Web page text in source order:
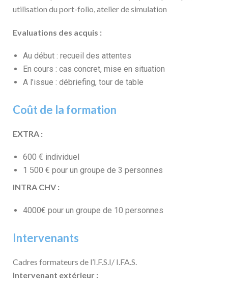
utilisation du port-folio, atelier de simulation
Evaluations des acquis :
Au début : recueil des attentes
En cours : cas concret, mise en situation
A l’issue : débriefing, tour de table
Coût de la formation
EXTRA :
600 € individuel
1 500 € pour un groupe de 3 personnes
INTRA CHV :
4000€ pour un groupe de 10 personnes
Intervenants
Cadres formateurs de l’I.F.S.I/ I.FA.S.
Intervenant extérieur :